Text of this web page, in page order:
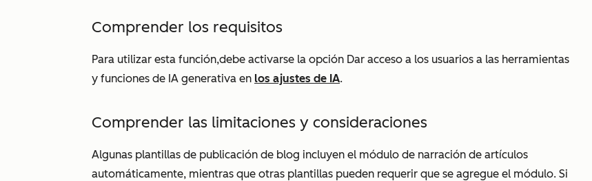
Comprender los requisitos
Para utilizar esta función,debe activarse la opción Dar acceso a los usuarios a las herramientas
y funciones de IA generativa en los ajustes de IA.
Comprender las limitaciones y consideraciones
Algunas plantillas de publicación de blog incluyen el módulo de narración de artículos
automáticamente, mientras que otras plantillas pueden requerir que se agregue el módulo. Si